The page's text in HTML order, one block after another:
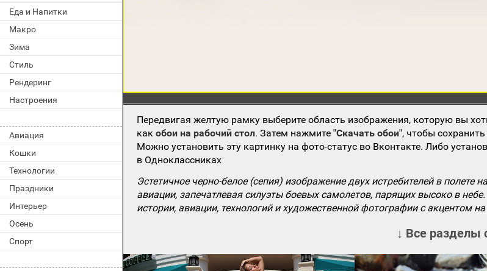
Еда и Напитки
Макро
Зима
Стиль
Рендеринг
Настроения
Авиация
Кошки
Технологии
Праздники
Интерьер
Осень
Спорт
Передвигая желтую рамку выберите область изображения, которую вы
какобои на рабочий стол. Затем нажмите"Скачать обои", чтобы
Можно установить эту картинку на фото-статус во Вконтакте. Либо
в Одноклассниках
Эстетичное черно-белое (сепия) изображение двух истребителей в
авиации, запечатлевая силуэты боевых самолетов, парящих высоко в
истории, авиации, технологий и художественной фотографии с акцентом
↓ Все разделы